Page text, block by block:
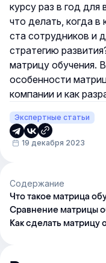
курсу раз в год для
что делать, когда
ста сотрудников и
стратегию
матрицу обучения.
особенности
компании и как
Экспертные статьи
19 декабря 2023
Содержание
Что такое матрица
Сравнение матрицы
Как сделать